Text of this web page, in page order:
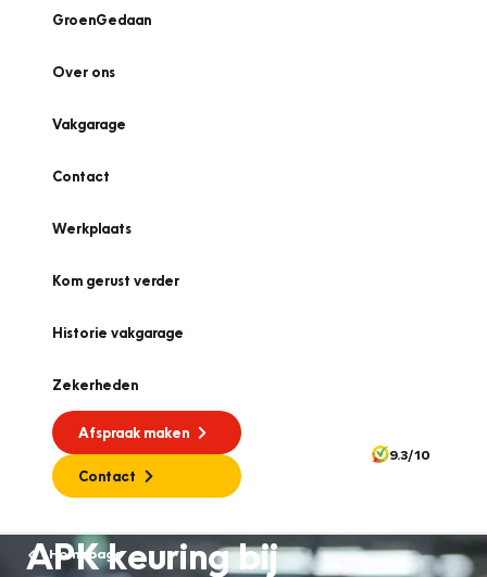
GroenGedaan
Over ons
Vakgarage
Contact
Werkplaats
Kom gerust verder
Historie vakgarage
Zekerheden
Afspraak maken
Contact
9.3/10
Homepage
APK keuring bij